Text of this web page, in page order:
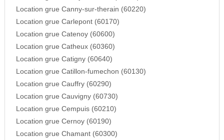
Location grue Canny-sur-therain (60220)
Location grue Carlepont (60170)
Location grue Catenoy (60600)
Location grue Catheux (60360)
Location grue Catigny (60640)
Location grue Catillon-fumechon (60130)
Location grue Cauffry (60290)
Location grue Cauvigny (60730)
Location grue Cempuis (60210)
Location grue Cernoy (60190)
Location grue Chamant (60300)